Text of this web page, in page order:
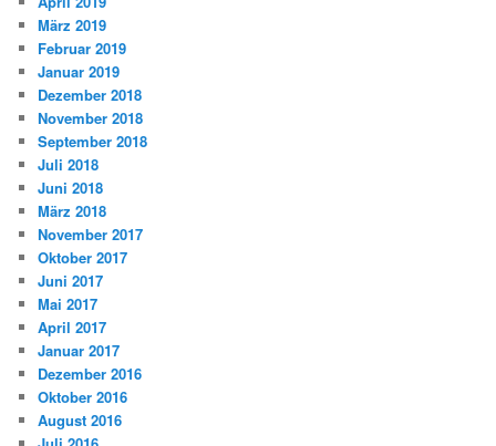
März 2019
Februar 2019
Januar 2019
Dezember 2018
November 2018
September 2018
Juli 2018
Juni 2018
März 2018
November 2017
Oktober 2017
Juni 2017
Mai 2017
April 2017
Januar 2017
Dezember 2016
Oktober 2016
August 2016